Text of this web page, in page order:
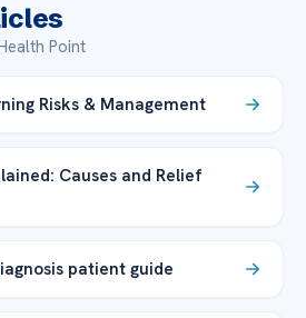
Point
Risks & Management
Causes and Relief
patient guide